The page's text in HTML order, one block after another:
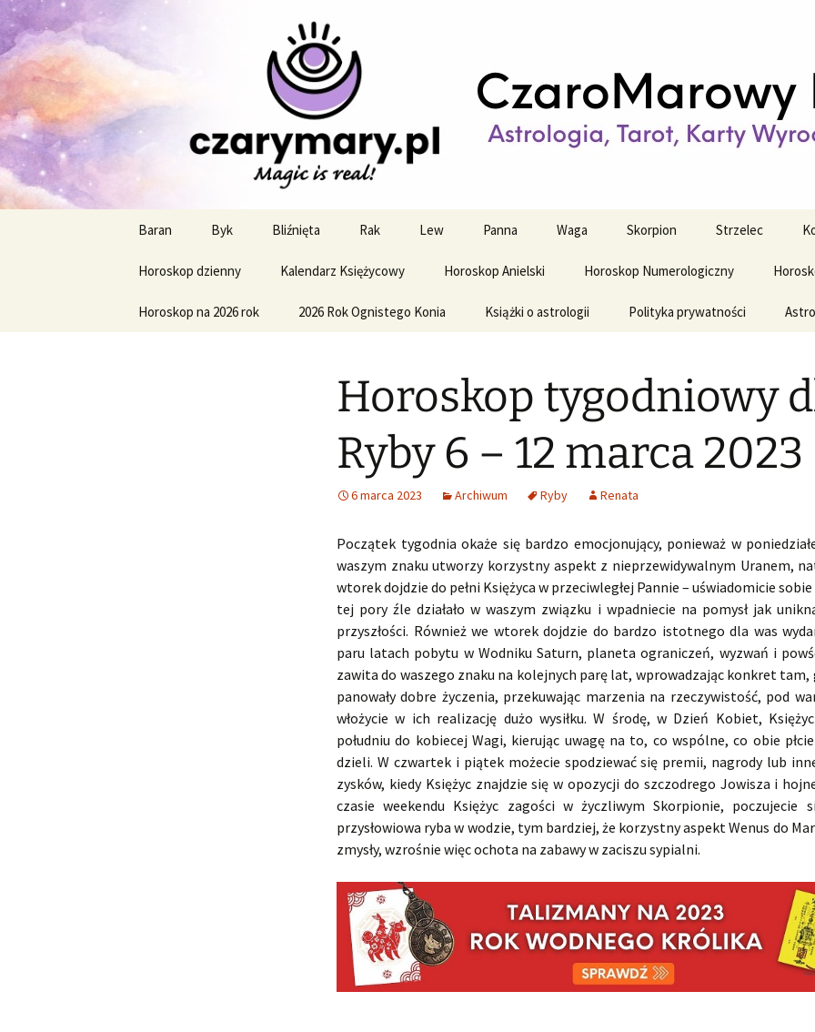
CzaroMarowy horoskop
miesięczny i tygodniowy
Profesjonalne przepowiednie astrologiczne
treści
Baran Byk Bliźnięta Rak Lew Panna Waga Skorpion Strzelec
Horoskop dzienny Kalendarz Księżycowy Horoskop Anielski Horoskop Numerologiczny
Horoskop na 2026 rok 2026 Rok Ognistego Konia Książki o astrologii Polityka prywatności
Horoskop tygodniowy
Ryby 6 – 12 marca 2023
6 marca 2023 Archiwum Ryby Renata
Początek tygodnia okaże się bardzo emocjonujący, ponieważ w
waszym znaku utworzy korzystny aspekt z nieprzewidywalnym Uranem,
wtorek dojdzie do pełni Księżyca w przeciwległej Pannie – uświadomicie
tej pory źle działało w waszym związku i wpadniecie na pomysł jak
przyszłości. Również we wtorek dojdzie do bardzo istotnego dla was
paru latach pobytu w Wodniku Saturn, planeta ograniczeń, wyzwań i
zawita do waszego znaku na kolejnych parę lat, wprowadzając konkret tam,
panowały dobre życzenia, przekuwając marzenia na rzeczywistość, pod
włożycie w ich realizację dużo wysiłku. W środę, w Dzień Kobiet,
południu do kobiecej Wagi, kierując uwagę na to, co wspólne, co obie płcie
dzieli. W czwartek i piątek możecie spodziewać się premii, nagrody lub
zysków, kiedy Księżyc znajdzie się w opozycji do szczodrego Jowisza i
czasie weekendu Księżyc zagości w życzliwym Skorpionie, poczujecie
przysłowiowa ryba w wodzie, tym bardziej, że korzystny aspekt Wenus do
zmysły, wzrośnie więc ochota na zabawy w zaciszu sypialni.